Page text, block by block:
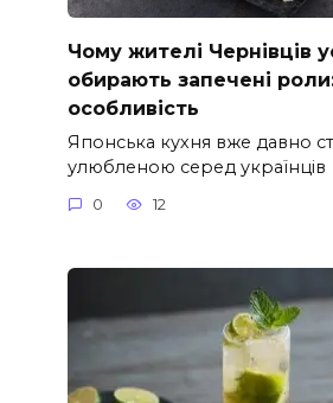
Чому жителі Чернівців
обирають запечені
особливість
Японська кухня вже давно
улюбленою серед українців
0 12